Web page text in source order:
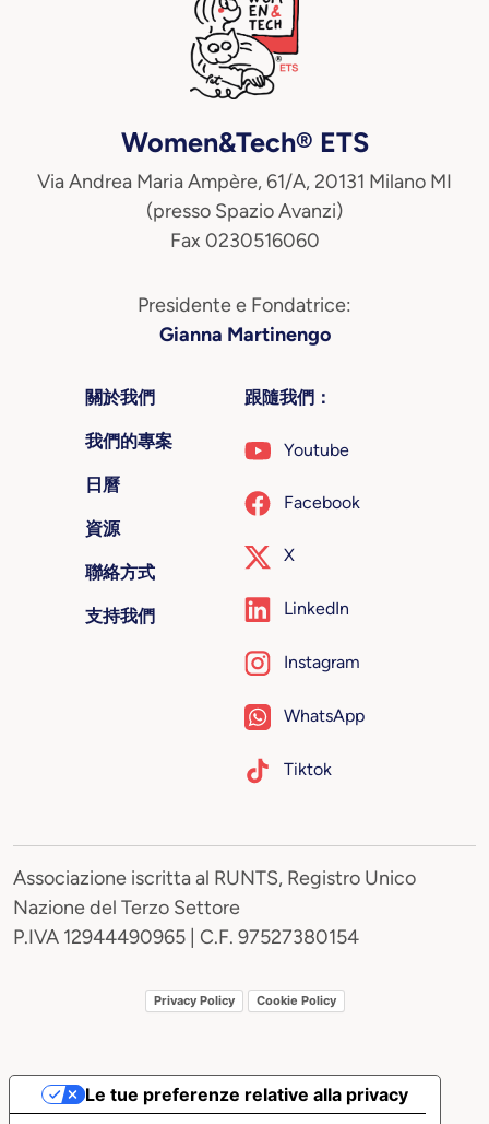
Women&Tech® ETS
Via Andrea Maria Ampère, 61/A, 20131 Milano MI
(presso Spazio Avanzi)
Fax 0230516060
Presidente e Fondatrice:
Gianna Martinengo
關於我們
我們的專案
日曆
資源
聯絡方式
支持我們
跟隨我們：
Youtube
Facebook
X
LinkedIn
Instagram
WhatsApp
Tiktok
Associazione iscritta al RUNTS, Registro Unico
Nazione del Terzo Settore
P.IVA 12944490965 | C.F. 97527380154
Privacy Policy Cookie Policy
Le tue preferenze relative alla privacy